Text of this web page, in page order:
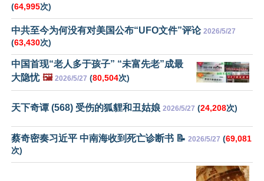
(64,995次)
中共至今为何没有对美国公布“UFO文件”评论 2026/5/27
(63,430次)
中国首现“老人多于孩子” “未富先老”成最
大隐忧 🖼️ 2026/5/27 (80,504次)
天下奇谭 (568) 受伤的狐貍和丑姑娘 2026/5/27 (24,208次)
蔡奇密奏习近平 中南海收到死亡诊断书 📝 2026/5/27 (69,081
次)